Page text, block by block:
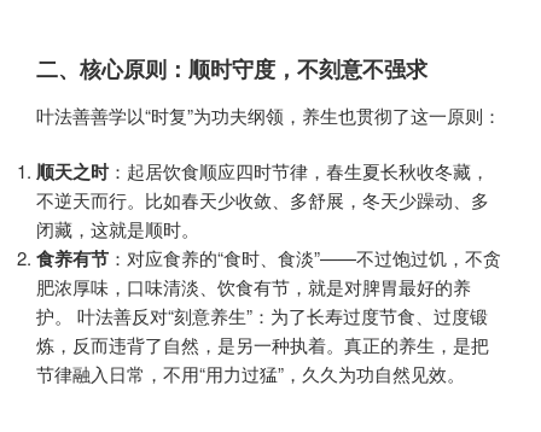
二、核心原则：顺时守度，不刻意不强求
叶法善善学以“时复”为功夫纲领，养生也贯彻了这一原则：
顺天之时​：起居饮食顺应四时节律，春生夏长秋收冬藏，
不逆天而行。比如春天少收敛、多舒展，冬天少躁动、多
闭藏，这就是顺时。
食养有节 ​：对应食养的“食时、食淡”——不过饱过饥，不贪
肥浓厚味，口味清淡、饮食有节，就是对脾胃最好的养
护。 叶法善反对“刻意养生”：为了长寿过度节食、过度锻
炼，反而违背了自然，是另一种执着。真正的养生，是把
节律融入日常，不用“用力过猛”，久久为功自然见效。